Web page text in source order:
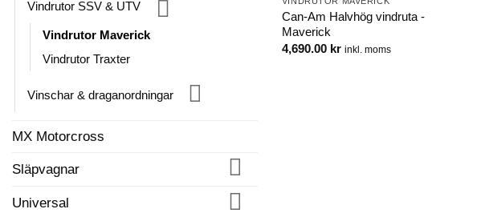
Vindrutor SSV & UTV
Vindrutor Maverick
Vindrutor Traxter
Vinschar & draganordningar
MX Motorcross
Släpvagnar
Universal
Can-Am Halvhög vindruta -
Maverick
4,690.00 kr inkl. moms